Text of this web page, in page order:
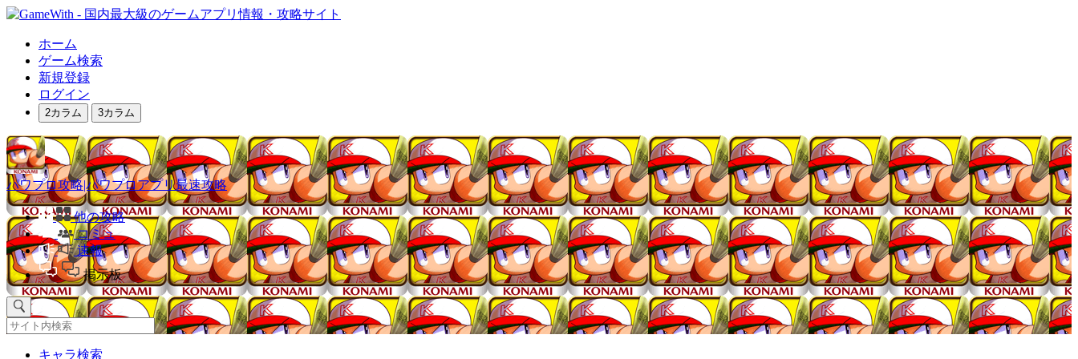
ホーム
ゲーム検索
新規登録
ログイン
2カラム 3カラム
パワプロ攻略|パワプロアプリ最速攻略
他の攻略
コミュ
速報
掲示板
キャラ検索